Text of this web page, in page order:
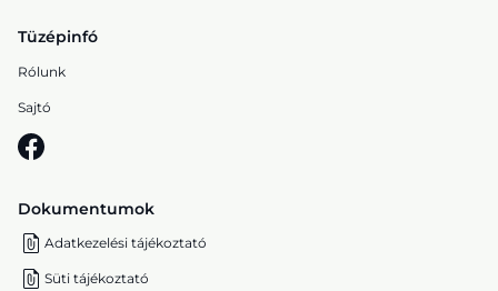
Tüzépinfó
Rólunk
Sajtó
Dokumentumok
Adatkezelési tájékoztató
Süti tájékoztató